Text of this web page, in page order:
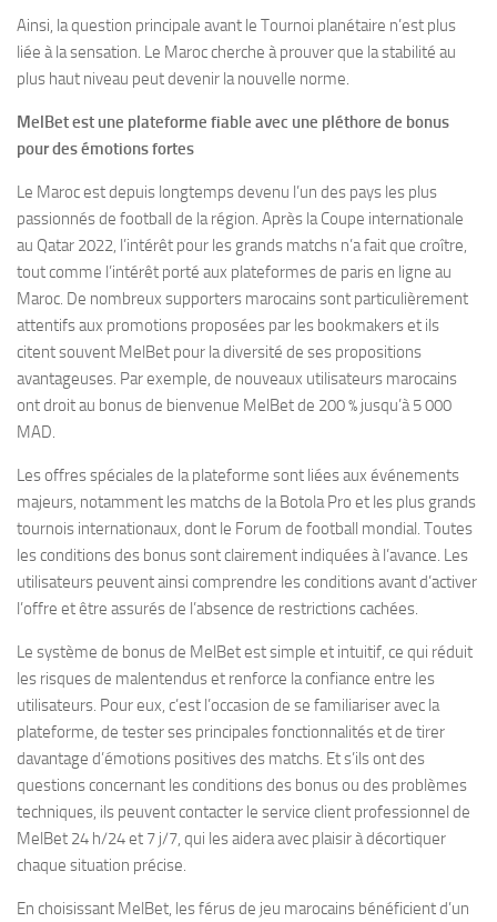
Ainsi, la question principale avant le Tournoi planétaire n’est plus
liée à la sensation. Le Maroc cherche à prouver que la stabilité au
plus haut niveau peut devenir la nouvelle norme.
MelBet est une plateforme fiable avec une pléthore de bonus
pour des émotions fortes
Le Maroc est depuis longtemps devenu l’un des pays les plus
passionnés de football de la région. Après la Coupe internationale
au Qatar 2022, l’intérêt pour les grands matchs n’a fait que croître,
tout comme l’intérêt porté aux plateformes de paris en ligne au
Maroc. De nombreux supporters marocains sont particulièrement
attentifs aux promotions proposées par les bookmakers et ils
citent souvent MelBet pour la diversité de ses propositions
avantageuses. Par exemple, de nouveaux utilisateurs marocains
ont droit au bonus de bienvenue MelBet de 200 % jusqu’à 5 000
MAD.
Les offres spéciales de la plateforme sont liées aux événements
majeurs, notamment les matchs de la Botola Pro et les plus grands
tournois internationaux, dont le Forum de football mondial. Toutes
les conditions des bonus sont clairement indiquées à l’avance. Les
utilisateurs peuvent ainsi comprendre les conditions avant d’activer
l’offre et être assurés de l’absence de restrictions cachées.
Le système de bonus de MelBet est simple et intuitif, ce qui réduit
les risques de malentendus et renforce la confiance entre les
utilisateurs. Pour eux, c’est l’occasion de se familiariser avec la
plateforme, de tester ses principales fonctionnalités et de tirer
davantage d’émotions positives des matchs. Et s’ils ont des
questions concernant les conditions des bonus ou des problèmes
techniques, ils peuvent contacter le service client professionnel de
MelBet 24 h/24 et 7 j/7, qui les aidera avec plaisir à décortiquer
chaque situation précise.
En choisissant MelBet, les férus de jeu marocains bénéficient d’un